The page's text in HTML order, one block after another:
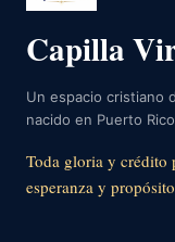
Capilla
Un espacio cristiano
nacido en Puerto
Toda gloria y crédito
esperanza y